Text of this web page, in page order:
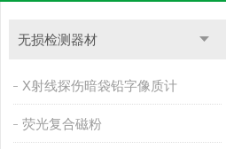
无损检测器材
X射线探伤暗袋铅字像质计
荧光复合磁粉